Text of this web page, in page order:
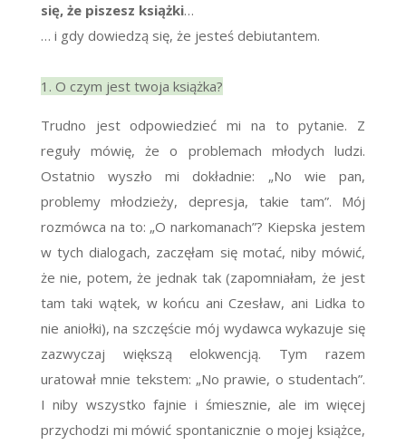
się, że piszesz książki…
… i gdy dowiedzą się, że jesteś debiutantem.
1. O czym jest twoja książka?
Trudno jest odpowiedzieć mi na to pytanie. Z
reguły mówię, że o problemach młodych ludzi.
Ostatnio wyszło mi dokładnie: „No wie pan,
problemy młodzieży, depresja, takie tam”. Mój
rozmówca na to: „O narkomanach”? Kiepska jestem
w tych dialogach, zaczęłam się motać, niby mówić,
że nie, potem, że jednak tak (zapomniałam, że jest
tam taki wątek, w końcu ani Czesław, ani Lidka to
nie aniołki), na szczęście mój wydawca wykazuje się
zazwyczaj większą elokwencją. Tym razem
uratował mnie tekstem: „No prawie, o studentach”.
I niby wszystko fajnie i śmiesznie, ale im więcej
przychodzi mi mówić spontanicznie o mojej książce,